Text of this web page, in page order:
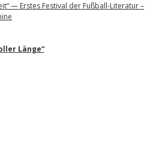
— Erstes Festival der Fußball-Literatur –
Länge“